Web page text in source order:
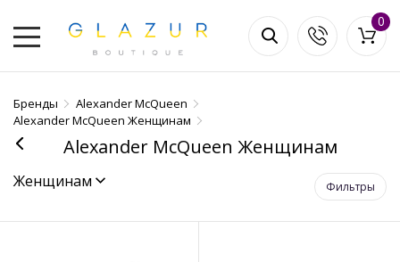
0
Бренды
Alexander McQueen
Alexander McQueen Женщинам
Женщинам
Alexander McQueen Женщинам
Фильтры